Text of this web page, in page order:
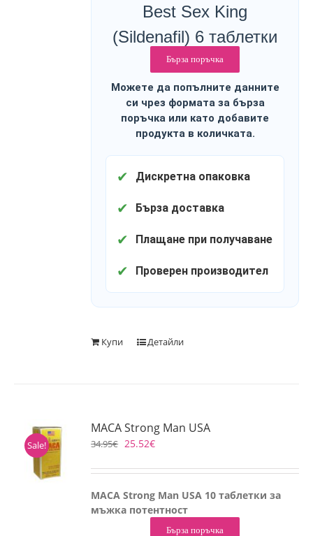
Best Sex King
(Sildenafil) 6 таблетки
Бърза поръчка
Можете да попълните данните
си чрез формата за бърза
поръчка или като добавите
продукта в количката.
✔ Дискретна опаковка
✔ Бърза доставка
✔ Плащане при получаване
✔ Проверен производител
Купи Детайли
Sale!
MACA Strong Man USA
34.95€ 25.52€
MACA Strong Man USA 10 таблетки за
мъжка потентност
Бърза поръчка